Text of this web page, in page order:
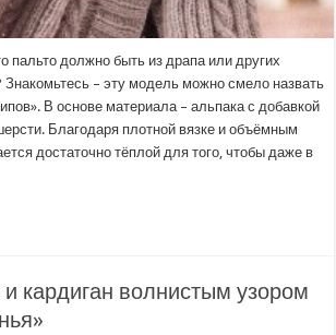
пальто должно быть из драпа или других
– эту модель можно смело назвать
В основе материала – альпака с добавкой
Благодаря плотной вязке и объёмным
достаточно тёплой для того, чтобы даже в
кардиган волнистым узором